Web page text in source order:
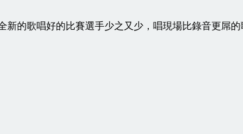
新的歌唱好的比賽選手少之又少，唱現場比錄音更屌